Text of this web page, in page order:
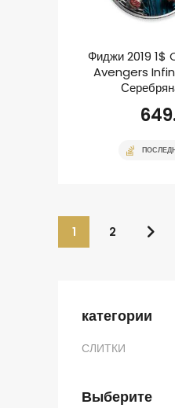
категории
СЛИТКИ
Выберите
Фиджи 2019 1$
Avengers
1 2